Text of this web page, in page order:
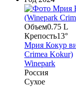
Объем0.75 L
Крепость13°
Мрия Кокур
Crimea Kokur)
Winepark
Россия
Сухое